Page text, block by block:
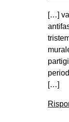
[…]
[…]